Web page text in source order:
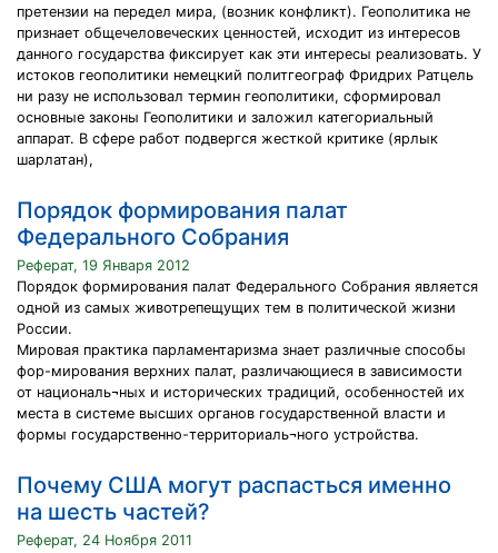
претензии на передел мира, (возник конфликт). Геополитика не
признает общечеловеческих ценностей, исходит из интересов
данного государства фиксирует как эти интересы реализовать. У
истоков геополитики немецкий политгеограф Фридрих Ратцель
ни разу не использовал термин геополитики, сформировал
основные законы Геополитики и заложил категориальный
аппарат. В сфере работ подвергся жесткой критике (ярлык
шарлатан),
Порядок формирования палат
Федерального Собрания
Реферат, 19 Января 2012
Порядок формирования палат Федерального Собрания является
одной из самых животрепещущих тем в политической жизни
России.
Мировая практика парламентаризма знает различные способы
фор-мирования верхних палат, различающиеся в зависимости
от националь¬ных и исторических традиций, особенностей их
места в системе высших органов государственной власти и
формы государственно-территориаль¬ного устройства.
Почему США могут распасться именно
на шесть частей?
Реферат, 24 Ноября 2011